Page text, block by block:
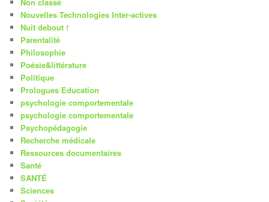
Nouvelles Technologies Inter-actives
Nuit debout !
Parentalité
Philosophie
Poésie&littérature
Politique
Prologues Education
psychologie comportementale
psychologie comportementale
Psychopédagogie
Recherche médicale
Ressources documentaires
Santé
SANTÉ
Sciences